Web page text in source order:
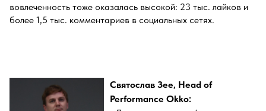
вовлеченность тоже оказалась высокой: 23 тыс. лайков и
более 1,5 тыс. комментариев в социальных сетях.
Святослав Зее, Head of
Performance Okko: